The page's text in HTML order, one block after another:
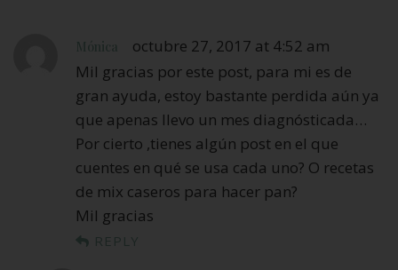
Mónica
octubre 27, 2017 at 4:52 am
Mil gracias por este post, para mi es de
gran ayuda, estoy bastante perdida aún ya
que apenas llevo un mes diagnósticada…
Por cierto ,tienes algún post en el que
cuentes en qué se usa cada uno? O recetas
de mix caseros para hacer pan?
Mil gracias
REPLY